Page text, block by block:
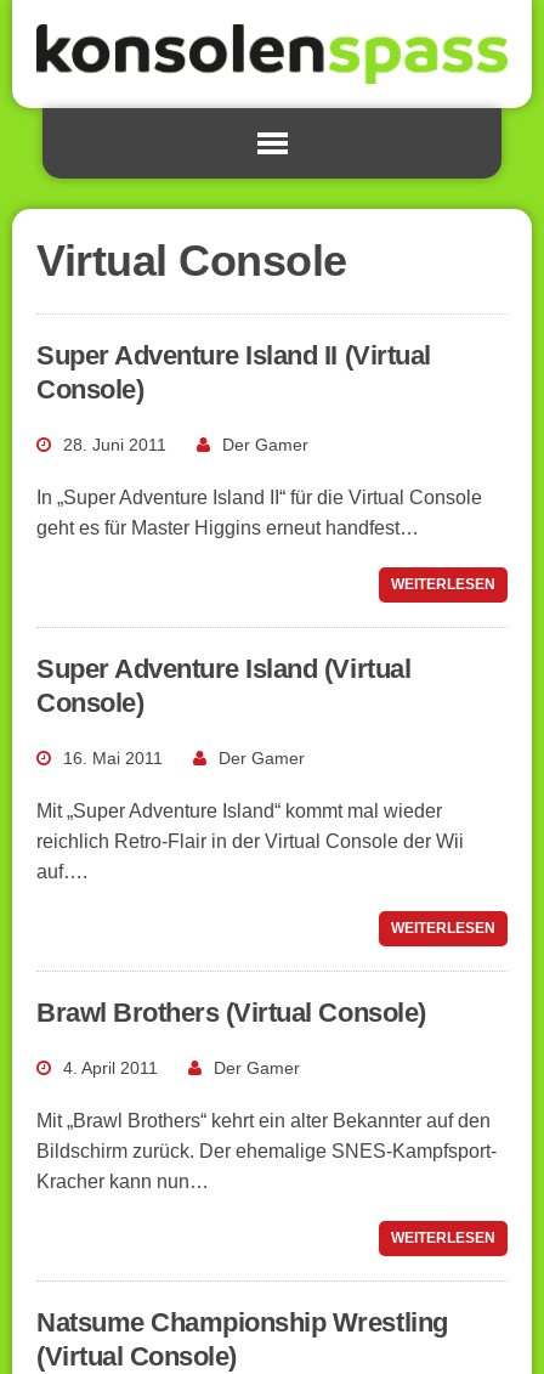
Virtual Console
Super Adventure Island II (Virtual
Console)
28. Juni 2011 Der Gamer
In „Super Adventure Island II“ für die Virtual Console
geht es für Master Higgins erneut handfest…
WEITERLESEN
Super Adventure Island (Virtual
Console)
16. Mai 2011 Der Gamer
Mit „Super Adventure Island“ kommt mal wieder
reichlich Retro-Flair in der Virtual Console der Wii
auf….
WEITERLESEN
Brawl Brothers (Virtual Console)
4. April 2011 Der Gamer
Mit „Brawl Brothers“ kehrt ein alter Bekannter auf den
Bildschirm zurück. Der ehemalige SNES-Kampfsport-
Kracher kann nun…
WEITERLESEN
Natsume Championship Wrestling
(Virtual Console)